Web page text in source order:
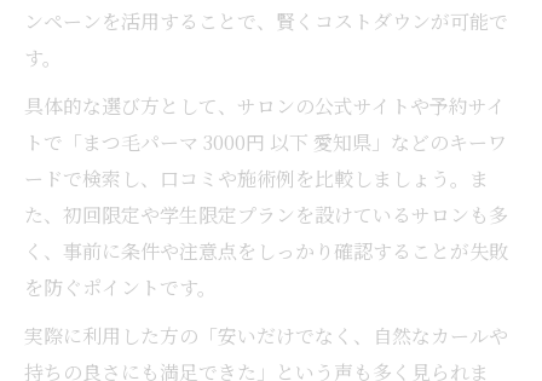
ンペーンを活用することで、賢くコストダウンが可能で
す。
具体的な選び方として、サロンの公式サイトや予約サイ
トで「まつ毛パーマ 3000円 以下 愛知県」などのキーワ
ードで検索し、口コミや施術例を比較しましょう。ま
た、初回限定や学生限定プランを設けているサロンも多
く、事前に条件や注意点をしっかり確認することが失敗
を防ぐポイントです。
実際に利用した方の「安いだけでなく、自然なカールや
持ちの良さにも満足できた」という声も多く見られま